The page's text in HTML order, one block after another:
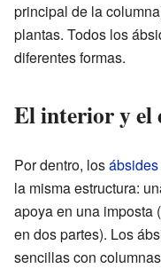
principal de la
plantas. Todos los
diferentes formas.
El interior y el
Por dentro, losábsides
la misma estructura:
apoya en una imposta
en dos partes). Los
sencillas con